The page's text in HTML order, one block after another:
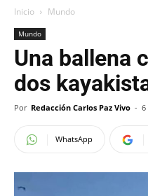
Inicio Mundo
Mundo
Una ballena
dos
Por Redacción Carlos Paz Vivo - 6
WhatsApp